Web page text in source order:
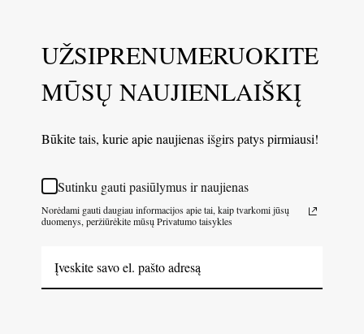
UŽSIPRENUMERUOKITE
MŪSŲ NAUJIENLAIŠKĮ
Būkite tais, kurie apie naujienas išgirs patys pirmiausi!
Sutinku gauti pasiūlymus ir naujienas
Norėdami gauti daugiau informacijos apie tai, kaip tvarkomi jūsų
duomenys, peržiūrėkite mūsų Privatumo taisykles